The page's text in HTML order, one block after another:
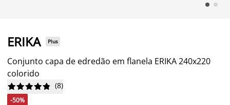
ERIKA Plus
Conjunto capa de edredão em flanela ERIKA 240x220
colorido





 (8)
-50%